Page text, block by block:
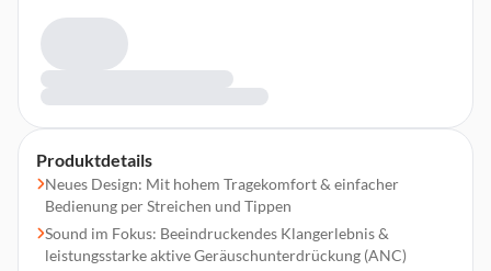
Produktdetails
Neues Design: Mit hohem Tragekomfort & einfacher
Bedienung per Streichen und Tippen
Sound im Fokus: Beeindruckendes Klangerlebnis &
leistungsstarke aktive Geräuschunterdrückung (ANC)